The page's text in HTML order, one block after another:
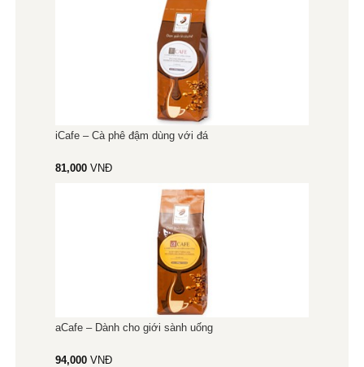
iCafe – Cà phê đậm dùng với đá
81,000 VNĐ
aCafe – Dành cho giới sành uống
94,000 VNĐ